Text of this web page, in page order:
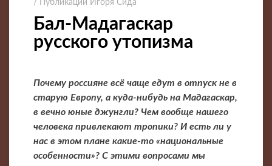
/ Публикации Игоря Сида
Бал-Мадагаскар
русского утопизма
Почему россияне всё чаще едут в отпуск не в
старую Европу, а куда-нибудь на Мадагаскар,
в вечно юные джунгли? Чем вообще нашего
человека привлекают тропики? И есть ли у
нас в этом плане какие-то «национальные
особенности»? С этими вопросами мы